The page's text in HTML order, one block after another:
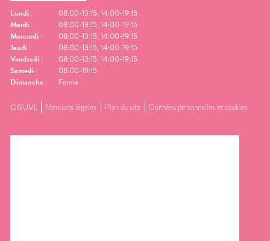
Lundi :
08:00-13:15, 14:00-19:15
Mardi :
08:00-13:15, 14:00-19:15
Mercredi :
08:00-13:15, 14:00-19:15
Jeudi :
08:00-13:15, 14:00-19:15
Vendredi :
08:00-13:15, 14:00-19:15
Samedi :
08:00-19:15
Dimanche : Fermé
CGUVL Mentions légales Plan du site Données personnelles et cookies